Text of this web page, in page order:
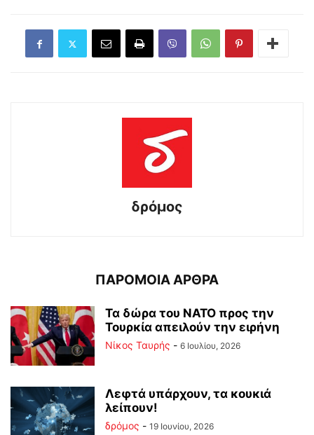
δρόμος
ΠΑΡΟΜΟΙΑ ΑΡΘΡΑ
Τα δώρα του ΝΑΤΟ προς την
Τουρκία απειλούν την ειρήνη
Νίκος Ταυρής - 6 Ιουλίου, 2026
Λεφτά υπάρχουν, τα κουκιά
λείπουν!
δρόμος - 19 Ιουνίου, 2026